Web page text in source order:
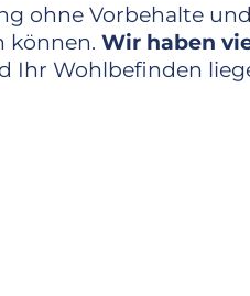
ohne Vorbehalte
können. Wir haben
Ihr Wohlbefinden